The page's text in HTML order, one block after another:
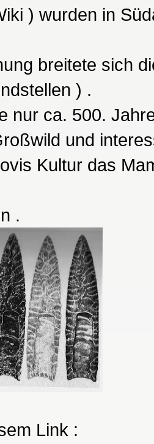
) wurden in
breitete sich
) .
nur ca. 500.
und
Kultur das
.
Link :